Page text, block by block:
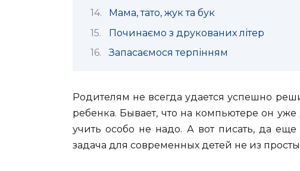
Мама, тато, жук та бук
Починаємо з друкованих літер
Запасаємося терпінням
Родителям не всегда удается успешно
ребенка. Бывает, что на компьютере он
учить особо не надо. А вот писать, да
задача для современных детей не из